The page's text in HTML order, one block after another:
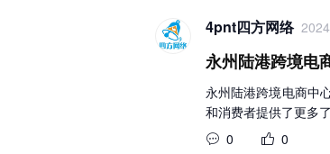
4pnt四方网络
永州陆港跨境电
永州陆港跨境电商中
和消费者提供了更多
0
0